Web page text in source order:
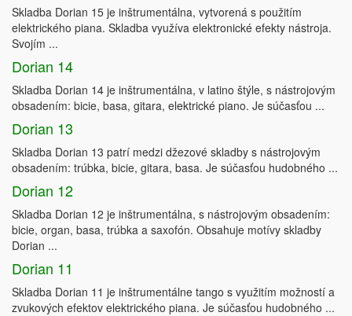
Skladba Dorian 15 je inštrumentálna, vytvorená s použitím
elektrického piana. Skladba využíva elektronické efekty nástroja.
Svojím ...
Dorian 14
Skladba Dorian 14 je inštrumentálna, v latino štýle, s nástrojovým
obsadením: bicie, basa, gitara, elektrické piano. Je súčasťou ...
Dorian 13
Skladba Dorian 13 patrí medzi džezové skladby s nástrojovým
obsadením: trúbka, bicie, gitara, basa. Je súčasťou hudobného ...
Dorian 12
Skladba Dorian 12 je inštrumentálna, s nástrojovým obsadením:
bicie, organ, basa, trúbka a saxofón. Obsahuje motívy skladby
Dorian ...
Dorian 11
Skladba Dorian 11 je inštrumentálne tango s využitím možností a
zvukových efektov elektrického piana. Je súčasťou hudobného ...